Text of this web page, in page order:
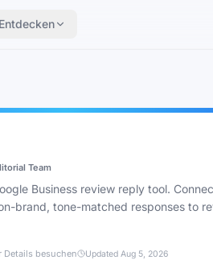
Entdecken
Team
Business review reply tool.
brand, tone-matched responses to
Details besuchen Updated Aug 5, 2026